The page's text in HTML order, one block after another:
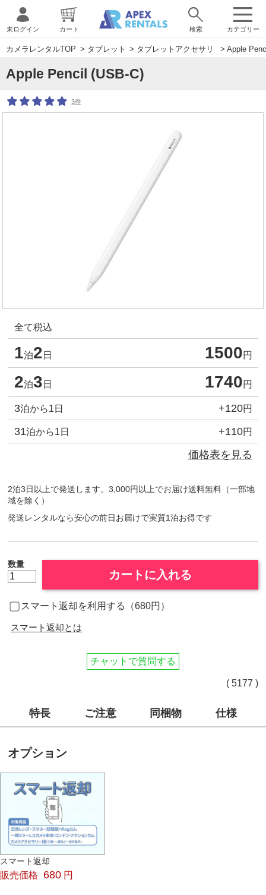
カテゴリー
未ログイン カート 検索
カメラレンタルTOP > タブレット > タブレットアクセサリ > Apple
Apple Pencil (USB-C)
3件
全て税込
1泊2 日 1500円
2泊3 日 1740円
3泊から1日 +120円
31泊から1日 +110円
価格表を見る
2泊3日以上で発送します。3,000円以上でお届け送料無料（一部地
域を除く）
発送レンタルなら安心の前日お届けで実質1泊お得です
数量
カートに入れる
スマート返却を利用する（680円）
スマート返却とは
チャットで質問する
( 5177 )
特長 ご注意 同梱物 仕様
オプション
スマート返却
販売価格 680 円